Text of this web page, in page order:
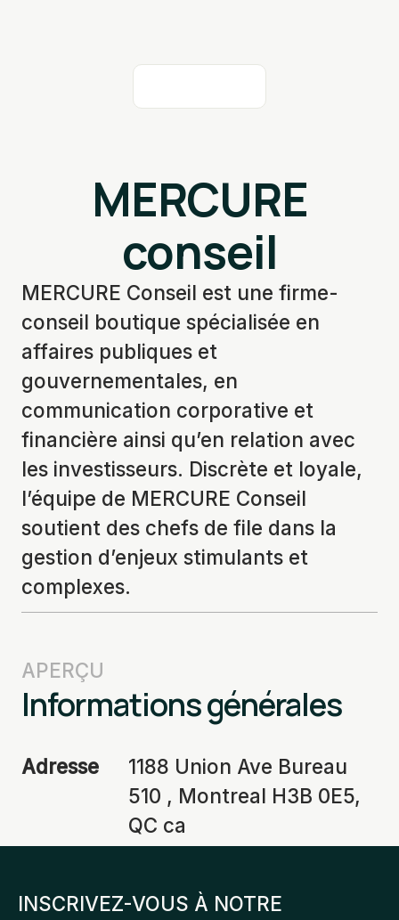
MERCURE
conseil
MERCURE Conseil est une firme-
conseil boutique spécialisée en
affaires publiques et
gouvernementales, en
communication corporative et
financière ainsi qu’en relation avec
les investisseurs. Discrète et loyale,
l’équipe de MERCURE Conseil
soutient des chefs de file dans la
gestion d’enjeux stimulants et
complexes.
APERÇU
Informations générales
Adresse
1188 Union Ave Bureau
510 , Montreal H3B 0E5,
QC ca
INSCRIVEZ-VOUS À NOTRE